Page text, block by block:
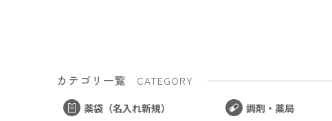
カテゴリ一覧
CATEGORY
薬袋（名入れ新規）
調剤・薬局